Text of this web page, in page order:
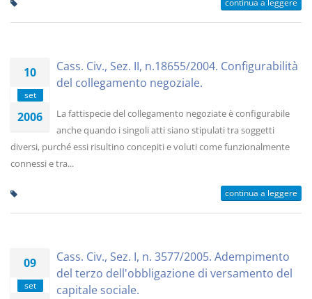
continua a leggere
10
set
2006
Cass. Civ., Sez. II, n.18655/2004. Configurabilità
del collegamento negoziale.
La fattispecie del collegamento negoziate è configurabile
anche quando i singoli atti siano stipulati tra soggetti
diversi, purché essi risultino concepiti e voluti come funzionalmente
connessi e tra...
continua a leggere
09
set
Cass. Civ., Sez. I, n. 3577/2005. Adempimento
del terzo dell'obbligazione di versamento del
capitale sociale.